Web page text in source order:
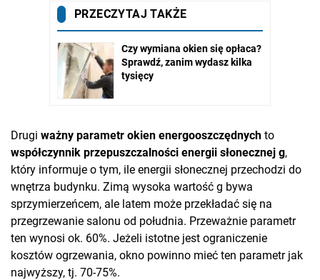
Drugi ważny parametr okien energooszczędnych to
współczynnik przepuszczalności energii słonecznej g,
który informuje o tym, ile energii słonecznej przechodzi do
wnętrza budynku. Zimą wysoka wartość g bywa
sprzymierzeńcem, ale latem może przekładać się na
przegrzewanie salonu od południa. Przeważnie parametr
ten wynosi ok. 60%. Jeżeli istotne jest ograniczenie
kosztów ogrzewania, okno powinno mieć ten parametr jak
najwyższy, tj. 70-75%.